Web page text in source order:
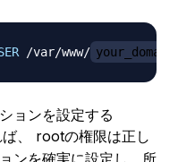
/var/www/ your_domain
ョンを設定する
、 rootの権限は正し
ンを確実に設定し、所